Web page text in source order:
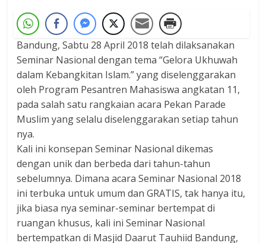
Bandung, Sabtu 28 April 2018 telah dilaksanakan
Seminar Nasional dengan tema “Gelora Ukhuwah
dalam Kebangkitan Islam.” yang diselenggarakan
oleh Program Pesantren Mahasiswa angkatan 11,
pada salah satu rangkaian acara Pekan Parade
Muslim yang selalu diselenggarakan setiap tahun
nya.
Kali ini konsepan Seminar Nasional dikemas
dengan unik dan berbeda dari tahun-tahun
sebelumnya. Dimana acara Seminar Nasional 2018
ini terbuka untuk umum dan GRATIS, tak hanya itu,
jika biasa nya seminar-seminar bertempat di
ruangan khusus, kali ini Seminar Nasional
bertempatkan di Masjid Daarut Tauhiid Bandung,